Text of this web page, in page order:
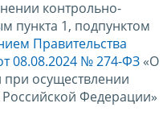
контрольно-
пункта 1, подпунктом
Правительства
08.08.2024 № 274-ФЗ «О
осуществлении
Федерации»